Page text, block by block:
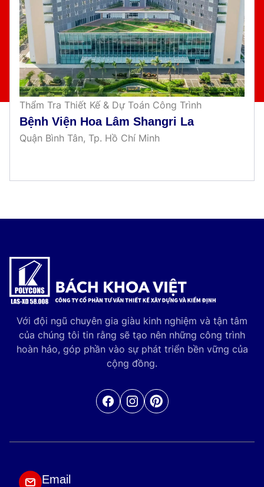
Thẩm Tra Thiết Kế & Dự Toán Công Trình
Bệnh Viện Hoa Lâm Shangri La
Quận Bình Tân, Tp. Hồ Chí Minh
Với đội ngũ chuyên gia giàu kinh nghiệm và tận tâm
của chúng tôi tin rằng sẽ tạo nên những công trình
hoàn hảo, góp phần vào sự phát triển bền vững của
cộng đồng.
Facebook Pinterest
Email